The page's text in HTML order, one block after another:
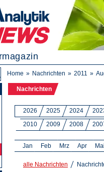
Home Nachrichten 2011
Nachrichten
2026 2025 2024
2010
2009 2008
Jan Feb Mrz Apr Mai
alle Nachrichten